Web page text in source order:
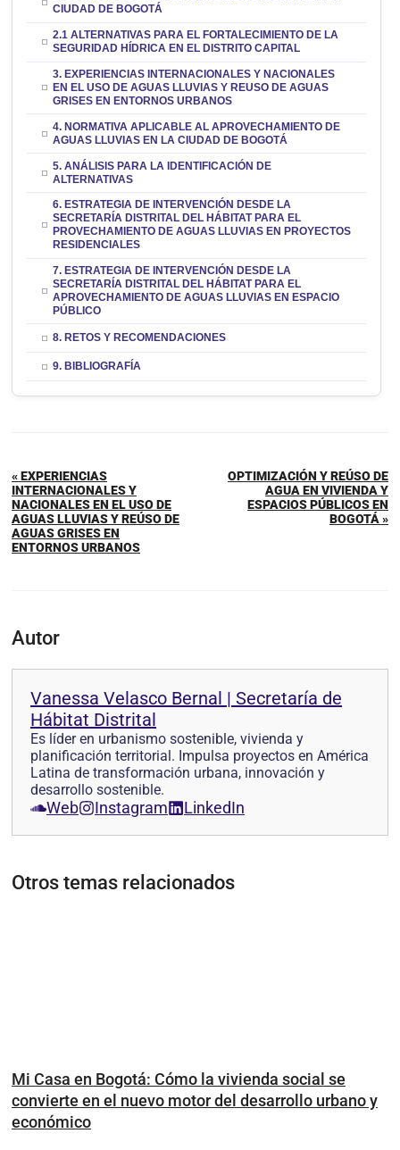
CIUDAD DE BOGOTÁ
2.1 ALTERNATIVAS PARA EL FORTALECIMIENTO DE LA
SEGURIDAD HÍDRICA EN EL DISTRITO CAPITAL
3. EXPERIENCIAS INTERNACIONALES Y NACIONALES
EN EL USO DE AGUAS LLUVIAS Y REUSO DE AGUAS
GRISES EN ENTORNOS URBANOS
4. NORMATIVA APLICABLE AL APROVECHAMIENTO DE
AGUAS LLUVIAS EN LA CIUDAD DE BOGOTÁ
5. ANÁLISIS PARA LA IDENTIFICACIÓN DE
ALTERNATIVAS
6. ESTRATEGIA DE INTERVENCIÓN DESDE LA
SECRETARÍA DISTRITAL DEL HÁBITAT PARA EL
PROVECHAMIENTO DE AGUAS LLUVIAS EN PROYECTOS
RESIDENCIALES
7. ESTRATEGIA DE INTERVENCIÓN DESDE LA
SECRETARÍA DISTRITAL DEL HÁBITAT PARA EL
APROVECHAMIENTO DE AGUAS LLUVIAS EN ESPACIO
PÚBLICO
8. RETOS Y RECOMENDACIONES
9. BIBLIOGRAFÍA
« EXPERIENCIAS
INTERNACIONALES Y
NACIONALES EN EL USO DE
AGUAS LLUVIAS Y REÚSO DE
AGUAS GRISES EN
ENTORNOS URBANOS
OPTIMIZACIÓN Y REÚSO DE
AGUA EN VIVIENDA Y
ESPACIOS PÚBLICOS EN
BOGOTÁ »
Autor
Vanessa Velasco Bernal | Secretaría de
Hábitat Distrital
Es líder en urbanismo sostenible, vivienda y
planificación territorial. Impulsa proyectos en América
Latina de transformación urbana, innovación y
desarrollo sostenible.
Web Instagram LinkedIn
Otros temas relacionados
Mi Casa en Bogotá: Cómo la vivienda social se
convierte en el nuevo motor del desarrollo urbano y
económico